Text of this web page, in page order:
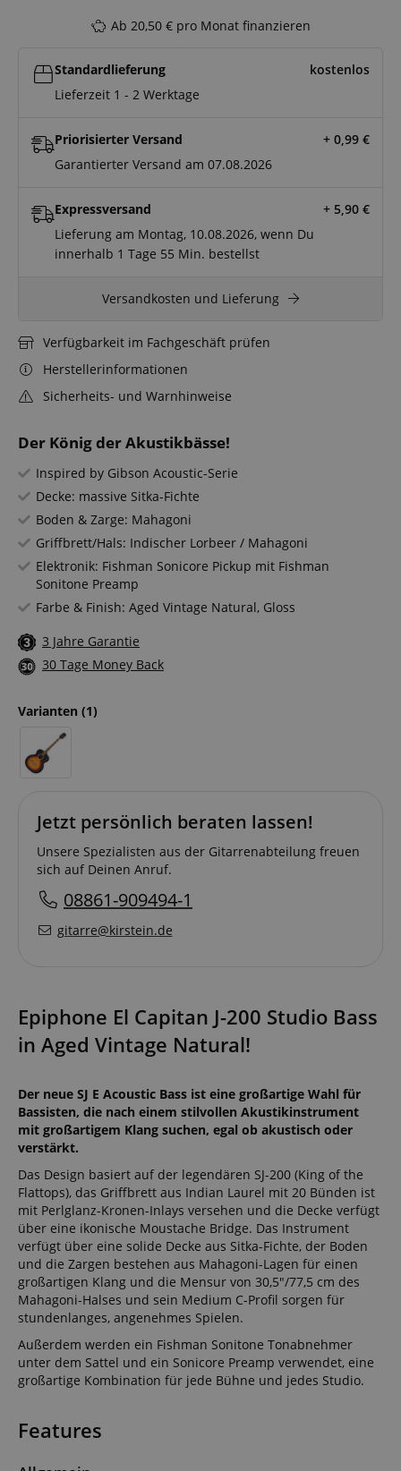
Der König der Akustikbässe!
Inspired by Gibson Acoustic-Serie
Decke: massive Sitka-Fichte
Boden & Zarge: Mahagoni
Griffbrett/Hals: Indischer Lorbeer / Mahagoni
Elektronik: Fishman Sonicore Pickup mit Fishman
Sonitone Preamp
Farbe & Finish: Aged Vintage Natural, Gloss
3 Jahre Garantie
30 Tage Money Back
Varianten (1)
Ab 20,50 € pro Monat finanzieren
Standardlieferung
kostenlos
Lieferzeit 1 - 2 Werktage
Priorisierter Versand + 0,99 €
Garantierter Versand am 07.08.2026
Expressversand + 5,90 €
Lieferung am Montag, 10.08.2026, wenn Du
innerhalb 1 Tage 55 Min. bestellst
Versandkosten und Lieferung
Verfügbarkeit im Fachgeschäft prüfen
Herstellerinformationen
Sicherheits- und Warnhinweise
Jetzt persönlich beraten lassen!
Unsere Spezialisten aus der Gitarrenabteilung freuen
sich auf Deinen Anruf.
08861-909494-1
gitarre@kirstein.de
Epiphone El Capitan J-200 Studio Bass
in Aged Vintage Natural!
Der neue SJ E Acoustic Bass ist eine großartige Wahl für
Bassisten, die nach einem stilvollen Akustikinstrument
mit großartigem Klang suchen, egal ob akustisch oder
verstärkt.
Das Design basiert auf der legendären SJ-200 (King of the
Flattops), das Griffbrett aus Indian Laurel mit 20 Bünden ist
mit Perlglanz-Kronen-Inlays versehen und die Decke verfügt
über eine ikonische Moustache Bridge. Das Instrument
verfügt über eine solide Decke aus Sitka-Fichte, der Boden
und die Zargen bestehen aus Mahagoni-Lagen für einen
großartigen Klang und die Mensur von 30,5"/77,5 cm des
Mahagoni-Halses und sein Medium C-Profil sorgen für
stundenlanges, angenehmes Spielen.
Außerdem werden ein Fishman Sonitone Tonabnehmer
unter dem Sattel und ein Sonicore Preamp verwendet, eine
großartige Kombination für jede Bühne und jedes Studio.
Features